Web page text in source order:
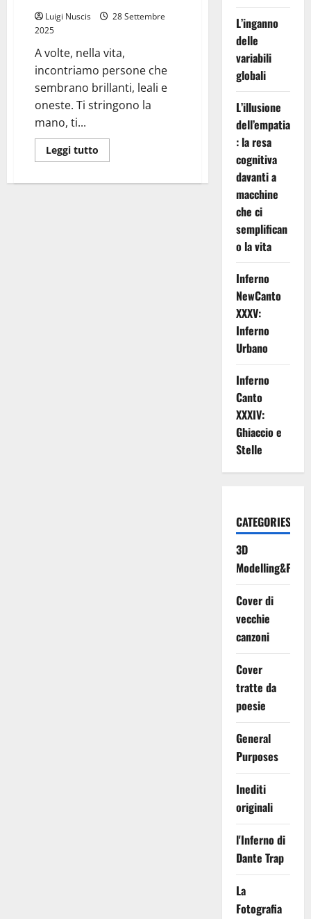
Luigi Nuscis
28 Settembre
2025
A volte, nella vita,
incontriamo persone che
sembrano brillanti, leali e
oneste. Ti stringono la
mano, ti...
Leggi tutto
di
“Verme”:
L’inganno
delle
variabili
globali
L’illusione
dell’empatia
: la resa
cognitiva
davanti a
macchine
che ci
semplifican
o la vita
Inferno
NewCanto
XXXV:
Inferno
Urbano
Inferno
Canto
XXXIV:
Ghiaccio e
Stelle
CATEGORIES
3D
Cover di
vecchie
canzoni
Cover
tratte da
poesie
General
Purposes
Inediti
originali
l'Inferno di
Dante Trap
La
Fotografia